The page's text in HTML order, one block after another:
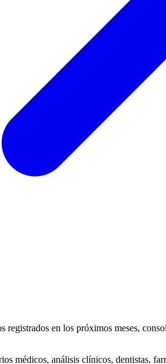
en los próximos meses,
médicos, análisis clínicos, dentistas,